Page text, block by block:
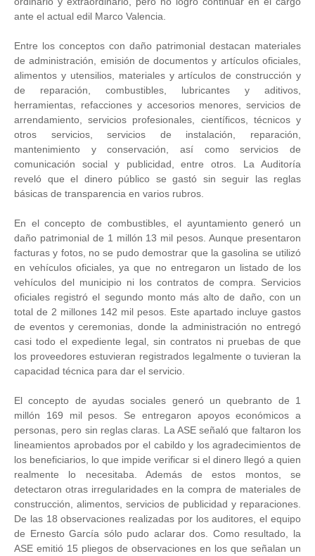
ante el actual edil Marco Valencia.
Entre los conceptos con daño patrimonial destacan materiales
de administración, emisión de documentos y artículos oficiales,
alimentos y utensilios, materiales y artículos de construcción y
de reparación, combustibles, lubricantes y aditivos,
herramientas, refacciones y accesorios menores, servicios de
arrendamiento, servicios profesionales, científicos, técnicos y
otros servicios, servicios de instalación, reparación,
mantenimiento y conservación, así como servicios de
comunicación social y publicidad, entre otros. La Auditoría
reveló que el dinero público se gastó sin seguir las reglas
básicas de transparencia en varios rubros.
En el concepto de combustibles, el ayuntamiento generó un
daño patrimonial de 1 millón 13 mil pesos. Aunque presentaron
facturas y fotos, no se pudo demostrar que la gasolina se utilizó
en vehículos oficiales, ya que no entregaron un listado de los
vehículos del municipio ni los contratos de compra. Servicios
oficiales registró el segundo monto más alto de daño, con un
total de 2 millones 142 mil pesos. Este apartado incluye gastos
de eventos y ceremonias, donde la administración no entregó
casi todo el expediente legal, sin contratos ni pruebas de que
los proveedores estuvieran registrados legalmente o tuvieran la
capacidad técnica para dar el servicio.
El concepto de ayudas sociales generó un quebranto de 1
millón 169 mil pesos. Se entregaron apoyos económicos a
personas, pero sin reglas claras. La ASE señaló que faltaron los
lineamientos aprobados por el cabildo y los agradecimientos de
los beneficiarios, lo que impide verificar si el dinero llegó a quien
realmente lo necesitaba. Además de estos montos, se
detectaron otras irregularidades en la compra de materiales de
construcción, alimentos, servicios de publicidad y reparaciones.
De las 18 observaciones realizadas por los auditores, el equipo
de Ernesto García sólo pudo aclarar dos. Como resultado, la
ASE emitió 15 pliegos de observaciones en los que señalan un